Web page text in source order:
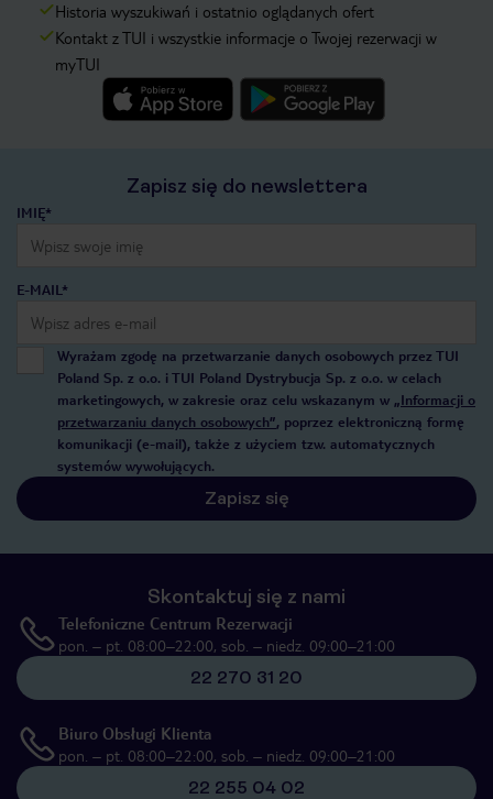
Historia wyszukiwań i ostatnio oglądanych ofert
Kontakt z TUI i wszystkie informacje o Twojej rezerwacji w
myTUI
Zapisz się do newslettera
IMIĘ*
E-MAIL*
Wyrażam zgodę na przetwarzanie danych osobowych przez TUI
Poland Sp. z o.o. i TUI Poland Dystrybucja Sp. z o.o. w celach
marketingowych, w zakresie oraz celu wskazanym w „Informacji o
przetwarzaniu danych osobowych”, poprzez elektroniczną formę
komunikacji (e-mail), także z użyciem tzw. automatycznych
systemów wywołujących.
Zapisz się
Skontaktuj się z nami
Telefoniczne Centrum Rezerwacji
pon. – pt. 08:00–22:00, sob. – niedz. 09:00–21:00
22 270 31 20
Biuro Obsługi Klienta
pon. – pt. 08:00–22:00, sob. – niedz. 09:00–21:00
22 255 04 02